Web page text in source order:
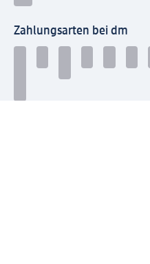
Zahlungsarten bei dm